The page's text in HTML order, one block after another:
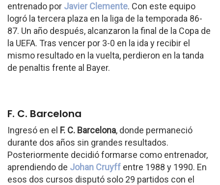
entrenado por Javier Clemente. Con este equipo
logró la tercera plaza en la liga de la temporada 86-
87. Un año después, alcanzaron la final de la Copa de
la UEFA. Tras vencer por 3-0 en la ida y recibir el
mismo resultado en la vuelta, perdieron en la tanda
de penaltis frente al Bayer.
F. C. Barcelona
Ingresó en el F. C. Barcelona, donde permaneció
durante dos años sin grandes resultados.
Posteriormente decidió formarse como entrenador,
aprendiendo de Johan Cruyff entre 1988 y 1990. En
esos dos cursos disputó solo 29 partidos con el